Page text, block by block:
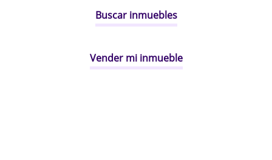
Buscar inmuebles
Vender mi inmueble